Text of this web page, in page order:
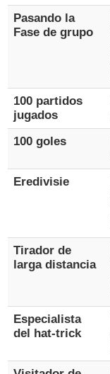
Pasando la
Fase de grupo
100 partidos
jugados
100 goles
Eredivisie
Tirador de
larga distancia
Especialista
del hat-trick